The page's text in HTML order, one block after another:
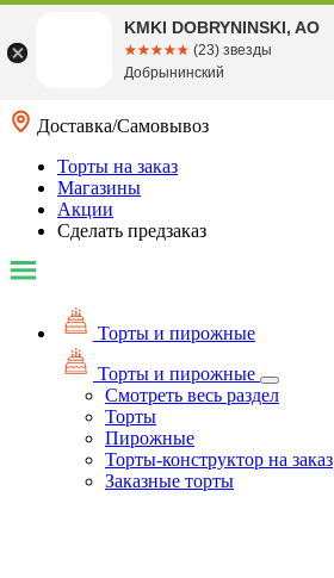
Доставка/Самовывоз
Торты на заказ
Магазины
Акции
Сделать предзаказ
Торты и пирожные
Торты и пирожные
Смотреть весь раздел
Торты
Пирожные
Торты-конструктор на заказ
Заказные торты
KMKI DOBRYNINSKI, AO
☆☆☆☆☆
★★★★★ (23) звезды
Добрынинский